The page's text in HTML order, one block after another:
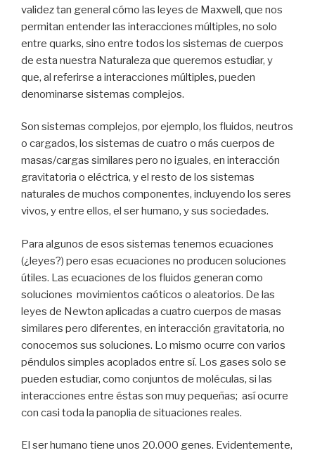
validez tan general cómo las leyes de Maxwell, que nos
permitan entender las interacciones múltiples, no solo
entre quarks, sino entre todos los sistemas de cuerpos
de esta nuestra Naturaleza que queremos estudiar, y
que, al referirse a interacciones múltiples, pueden
denominarse sistemas complejos.
Son sistemas complejos, por ejemplo, los fluidos, neutros
o cargados, los sistemas de cuatro o más cuerpos de
masas/cargas similares pero no iguales, en interacción
gravitatoria o eléctrica, y el resto de los sistemas
naturales de muchos componentes, incluyendo los seres
vivos, y entre ellos, el ser humano, y sus sociedades.
Para algunos de esos sistemas tenemos ecuaciones
(¿leyes?) pero esas ecuaciones no producen soluciones
útiles. Las ecuaciones de los fluidos generan como
soluciones movimientos caóticos o aleatorios. De las
leyes de Newton aplicadas a cuatro cuerpos de masas
similares pero diferentes, en interacción gravitatoria, no
conocemos sus soluciones. Lo mismo ocurre con varios
péndulos simples acoplados entre sí. Los gases solo se
pueden estudiar, como conjuntos de moléculas, si las
interacciones entre éstas son muy pequeñas; así ocurre
con casi toda la panoplia de situaciones reales.
El ser humano tiene unos 20.000 genes. Evidentemente,